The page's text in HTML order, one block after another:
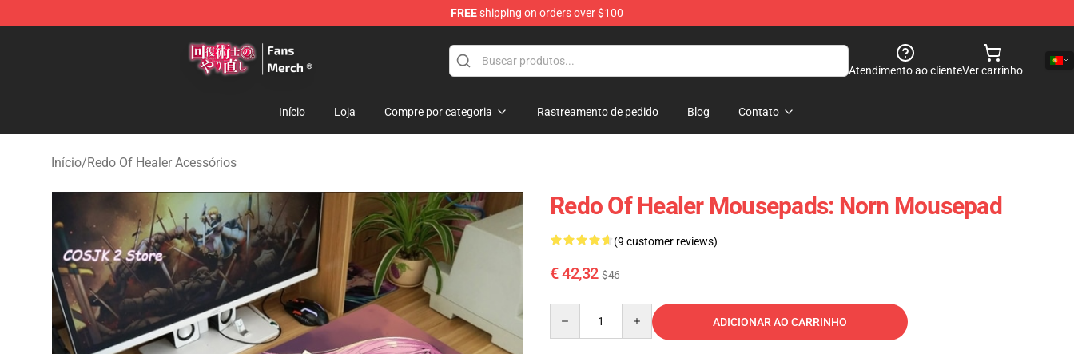
FREEshipping on orders over $100
Atendimento ao clienteVer carrinho
Início Loja Compre por categoria Rastreamento de pedido Blog Contato
Início/Redo Of Healer Acessórios
Redo Of Healer Mousepads: Norn Mousepad
(9 customer reviews)
€ 42,32 $46
ADICIONAR AO CARRINHO